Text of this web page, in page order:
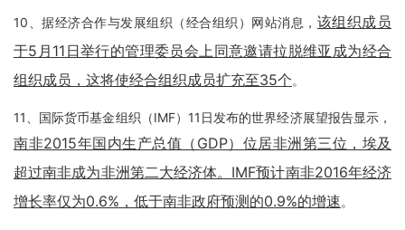
10、据经济合作与发展组织（经合组织）网站消息， 该组织成员
于5月11日举行的管理委员会上同意邀请拉脱维亚成为经合
组织成员，这将使经合组织成员扩充至35个。
11、国际货币基金组织（IMF）11日发布的世界经济展望报告显示，
南非2015年国内生产总值（GDP）位居非洲第三位，埃及
超过南非成为非洲第二大经济体。IMF预计南非2016年经济
增长率仅为0.6%，低于南非政府预测的0.9%的增速。